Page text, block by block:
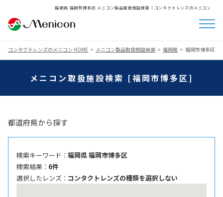
福岡県 福岡市博多区 メニコン製品取扱施設検索│コンタクトレンズのメニコン
コンタクトレンズのメニコン HOME メニコン製品取扱施設検索 福岡県 福岡市博多区
メニコン取扱施設検索 [福岡市博多区]
都道府県から探す
検索キーワード ： 福岡県 福岡市博多区
検索結果 ： 6件
選択したレンズ ： コンタクトレンズの種類を選択しない